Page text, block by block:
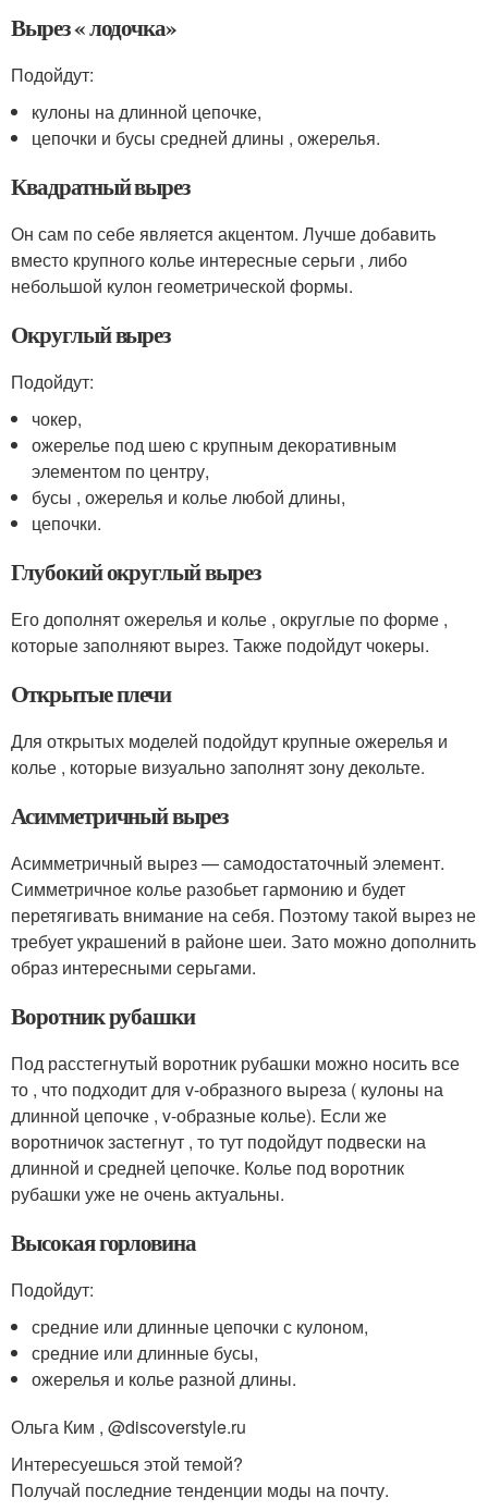
Вырез « лодочка»
Подойдут:
кулоны на длинной цепочке,
цепочки и бусы средней длины , ожерелья.
Квадратный вырез
Он сам по себе является акцентом. Лучше добавить
вместо крупного колье интересные серьги , либо
небольшой кулон геометрической формы.
Округлый вырез
Подойдут:
чокер,
ожерелье под шею с крупным декоративным
элементом по центру,
бусы , ожерелья и колье любой длины,
цепочки.
Глубокий округлый вырез
Его дополнят ожерелья и колье , округлые по форме ,
которые заполняют вырез. Также подойдут чокеры.
Открытые плечи
Для открытых моделей подойдут крупные ожерелья и
колье , которые визуально заполнят зону декольте.
Асимметричный вырез
Асимметричный вырез — самодостаточный элемент.
Симметричное колье разобьет гармонию и будет
перетягивать внимание на себя. Поэтому такой вырез не
требует украшений в районе шеи. Зато можно дополнить
образ интересными серьгами.
Воротник рубашки
Под расстегнутый воротник рубашки можно носить все
то , что подходит для v-образного выреза ( кулоны на
длинной цепочке , v-образные колье). Если же
воротничок застегнут , то тут подойдут подвески на
длинной и средней цепочке. Колье под воротник
рубашки уже не очень актуальны.
Высокая горловина
Подойдут:
средние или длинные цепочки с кулоном,
средние или длинные бусы,
ожерелья и колье разной длины.
Ольга Ким , @discoverstyle.ru
Интересуешься этой темой?
Получай последние тенденции моды на почту.